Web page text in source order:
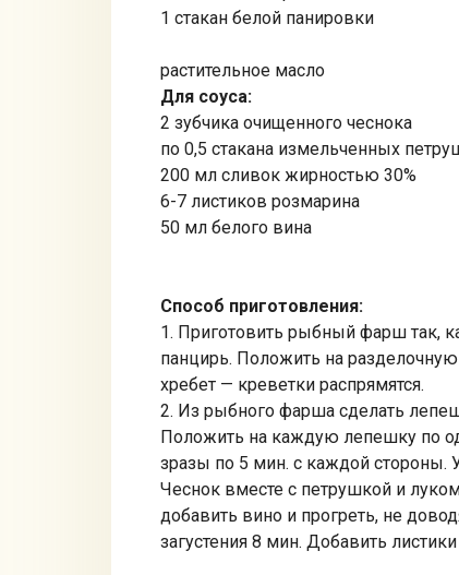
1 стакан белой панировки
растительное масло
Для соуса:
2 зубчика очищенного чеснока
по 0,5 стакана измельченных
200 мл сливок жирностью 30%
6-7 листиков розмарина
50 мл белого вина
Способ приготовления:
1. Приготовить рыбный фарш так,
панцирь. Положить на
хребет — креветки распрямятся.
2. Из рыбного фарша сделать
Положить на каждую лепешку по
зразы по 5 мин. с каждой стороны.
Чеснок вместе с петрушкой и
добавить вино и прогреть, не
загустения 8 мин. Добавить